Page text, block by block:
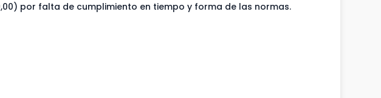
por falta de cumplimiento en tiempo y forma de las normas.